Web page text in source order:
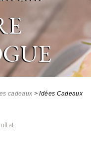
cadeaux > Idées Cadeaux